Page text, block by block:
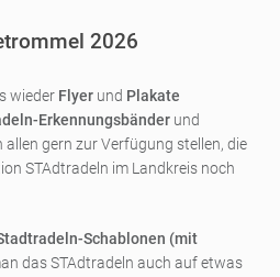
2026
wieder Flyer und Plakate
Erkennungsbänder und
allen gern zur Verfügung stellen, die
STAdtradeln im Landkreis noch
Schablonen (mit
das STAdtradeln auch auf etwas